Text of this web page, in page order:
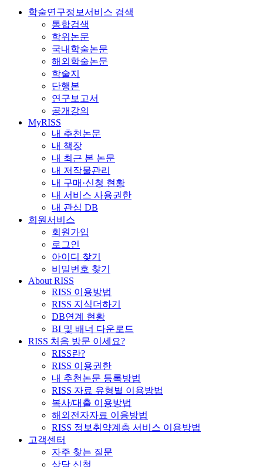
학술연구정보서비스 검색
통합검색
학위논문
국내학술논문
해외학술논문
학술지
단행본
연구보고서
공개강의
MyRISS
내 추천논문
내 책장
내 최근 본 논문
내 저작물관리
내 구매·신청 현황
내 서비스 사용권한
내 관심 DB
회원서비스
회원가입
로그인
아이디 찾기
비밀번호 찾기
About RISS
RISS 이용방법
RISS 지식더하기
DB연계 현황
BI 및 배너 다운로드
RISS 처음 방문 이세요?
RISS란?
RISS 이용권한
내 추천논문 등록방법
RISS 자료 유형별 이용방법
복사/대출 이용방법
해외전자자료 이용방법
RISS 정보취약계층 서비스 이용방법
고객센터
자주 찾는 질문
상담 신청